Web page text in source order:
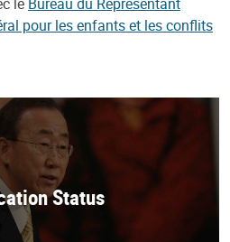
pour les enfants et les conflits
Status